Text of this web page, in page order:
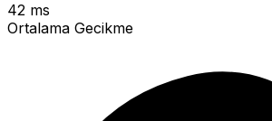
42 ms
Ortalama Gecikme